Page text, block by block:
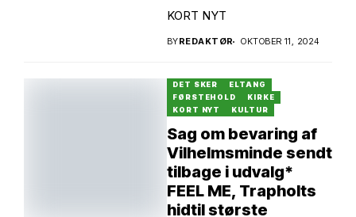
KORT NYT
BYREDAKTØR OKTOBER 11, 2024
DET SKER
ELTANG
FØRSTEHOLD
KIRKE
KORT NYT
KULTUR
Sag om bevaring af
Vilhelmsminde sendt
tilbage i udvalg*
FEEL ME, Trapholts
hidtil største